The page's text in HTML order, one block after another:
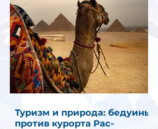
Туризм и природа: бедуины
против курорта Рас-